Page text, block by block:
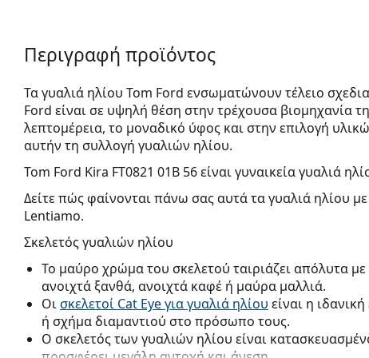
Περιγραφή προϊόντος
Τα γυαλιά ηλίου Tom Ford ενσωματώνουν τέλειο
Ford είναι σε υψηλή θέση στην τρέχουσα βιομηχανία
λεπτομέρεια, το μοναδικό ύφος και στην επιλογή
αυτήν τη συλλογή γυαλιών ηλίου.
Tom Ford Kira FT0821 01B 56είναι γυναικεία γυαλιά
Δείτε πώς φαίνονται πάνω σας αυτά τα γυαλιά ηλίου
Lentiamo.
Σκελετός γυαλιών ηλίου
Το μαύρο χρώμα του σκελετού ταιριάζει απόλυτα
ανοιχτά ξανθά, ανοιχτά καφέ ή μαύρα μαλλιά.
Οισκελετοί Cat Eye για γυαλιά ηλίου είναι η
ή σχήμα διαμαντιού στο πρόσωπο τους.
Ο σκελετός των γυαλιών ηλίου είναι